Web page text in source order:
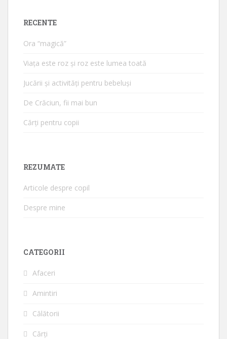
RECENTE
Ora “magică”
Viața este roz și roz este lumea toată
Jucării și activități pentru bebeluși
De Crăciun, fii mai bun
Cărți pentru copii
REZUMATE
Articole despre copil
Despre mine
CATEGORII
Afaceri
Amintiri
Călătorii
Cărți